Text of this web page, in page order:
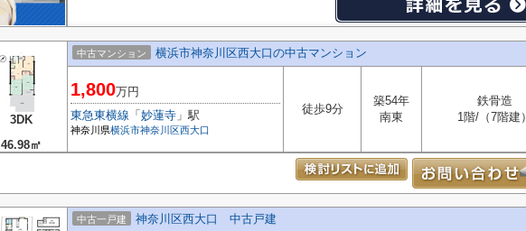
3DK
46.98㎡
中古マンション 横浜市神奈川区西大口の中古マンション
1,800万円
東急東横線 「 妙蓮寺 」駅
神奈川県横浜市神奈川区西大口
徒歩9分
築54年
南東
鉄骨造
1階/（7階建）
中古一戸建 神奈川区西大口 中古戸建